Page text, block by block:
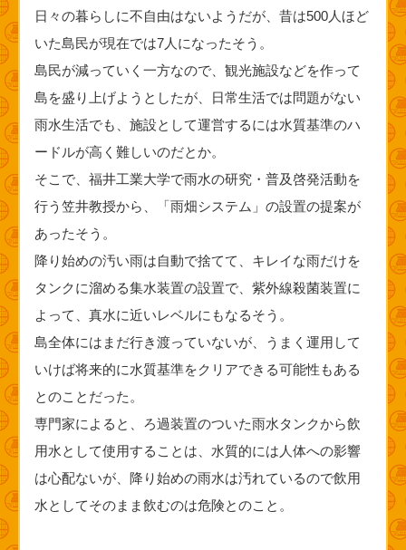
日々の暮らしに不自由はないようだが、昔は500人ほど
いた島民が現在では7人になったそう。
島民が減っていく一方なので、観光施設などを作って
島を盛り上げようとしたが、日常生活では問題がない
雨水生活でも、施設として運営するには水質基準のハ
ードルが高く難しいのだとか。
そこで、福井工業大学で雨水の研究・普及啓発活動を
行う笠井教授から、「雨畑システム」の設置の提案が
あったそう。
降り始めの汚い雨は自動で捨てて、キレイな雨だけを
タンクに溜める集水装置の設置で、紫外線殺菌装置に
よって、真水に近いレベルにもなるそう。
島全体にはまだ行き渡っていないが、うまく運用して
いけば将来的に水質基準をクリアできる可能性もある
とのことだった。
専門家によると、ろ過装置のついた雨水タンクから飲
用水として使用することは、水質的には人体への影響
は心配ないが、降り始めの雨水は汚れているので飲用
水としてそのまま飲むのは危険とのこと。